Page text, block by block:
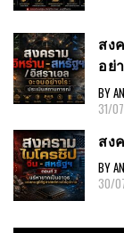
สง
อย่
BY
31/
สง
BY
30/